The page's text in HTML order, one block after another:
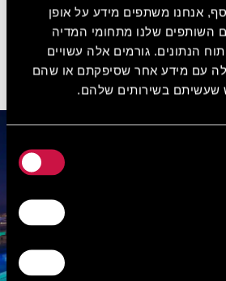
אנחנו משתפים מידע על אופן
השותפים שלנו מתחומי המדיה
הנתונים. גורמים אלה עשויים
עם מידע אחר שסיפקתם או שהם
שעשיתם בשירותים שלהם.
ראו את כל החדרים